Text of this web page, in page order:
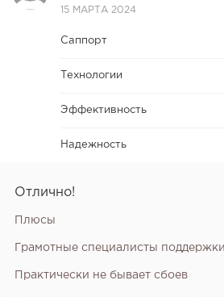
15 МАРТА 2024
Саппорт
Технологии
Эффективность
Надежность
Отлично!
Плюсы
Грамотные специалисты поддержки
Практически не бывает сбоев